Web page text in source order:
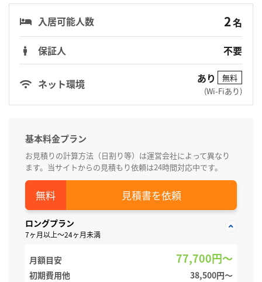
入居可能人数 2名
保証人
不要
ネット環境 あり
無料
(Wi-Fiあり)
基本料金プラン
お見積りの計算方法（日割り等）は運営会社によって異なり
ます。当サイトからの見積もり依頼は24時間対応中です。
見積書を依頼
ロングプラン
7ヶ月以上～24ヶ月未満
月額目安 77,700円～
初期費用他
38,500円〜